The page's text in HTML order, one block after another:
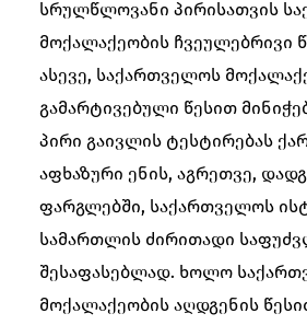
სრულწლოვანი პირისათვის
მოქალაქეობის ჩვეულებრივი
ასევე, საქართველოს
გამარტივებული წესით
პირი გაივლის ტესტირებას
აფხაზური ენის, აგრეთვე,
ფარგლებში, საქართველოს
სამართლის ძირითადი
შესაფასებლად. ხოლო
მოქალაქეობის აღდგენის